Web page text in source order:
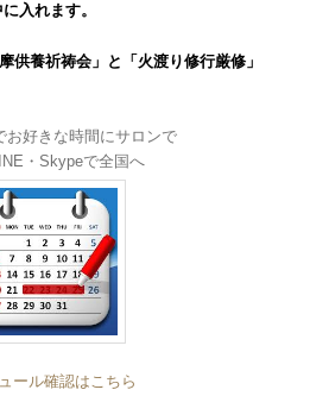
入れます。
供養祈祷会」と「火渡り修行厳修」
お好きな時間にサロンで
・Skypeで全国へ
ール確認はこちら